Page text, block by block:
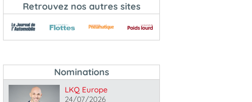
Retrouvez nos autres sites
Nominations
LKQ Europe
24/07/2026